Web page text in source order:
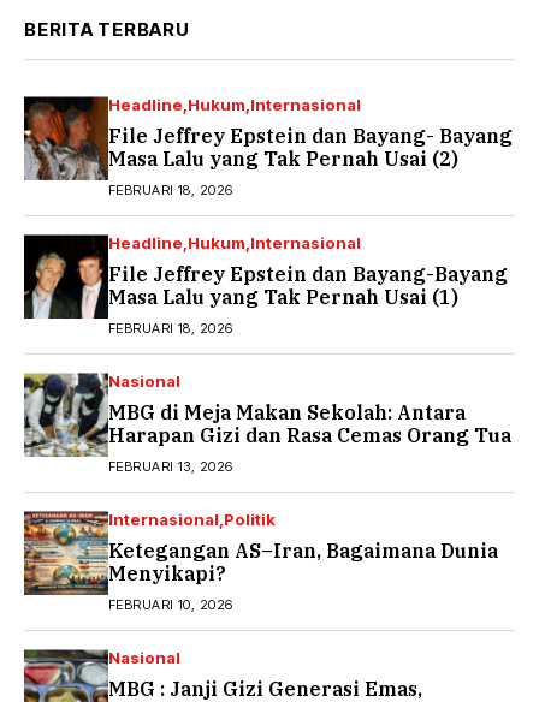
BERITA TERBARU
Headline Hukum Internasional
File Jeffrey Epstein dan Bayang- Bayang
Masa Lalu yang Tak Pernah Usai (2)
FEBRUARI 18, 2026
Headline Hukum Internasional
File Jeffrey Epstein dan Bayang-Bayang
Masa Lalu yang Tak Pernah Usai (1)
FEBRUARI 18, 2026
Nasional
MBG di Meja Makan Sekolah: Antara
Harapan Gizi dan Rasa Cemas Orang Tua
FEBRUARI 13, 2026
Internasional Politik
Ketegangan AS–Iran, Bagaimana Dunia
Menyikapi?
FEBRUARI 10, 2026
Nasional
MBG : Janji Gizi Generasi Emas,